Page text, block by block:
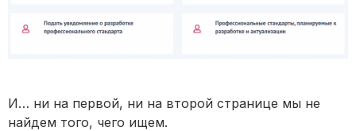
И… ни на первой, ни на второй странице мы не
найдем того, чего ищем.